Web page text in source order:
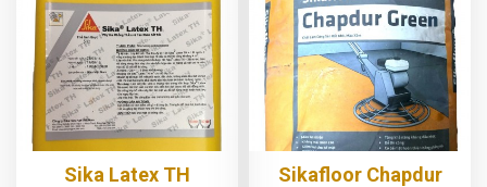
Sika Latex TH
Sikafloor Chapdur